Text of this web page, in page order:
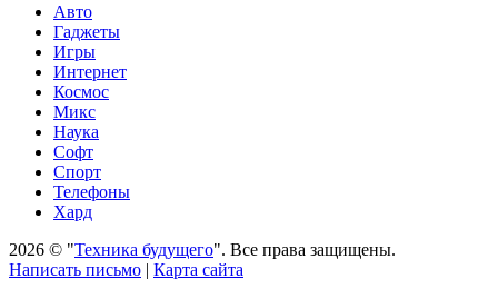
Авто
Гаджеты
Игры
Интернет
Космос
Микс
Наука
Софт
Спорт
Телефоны
Хард
2026 © "Техника будущего". Все права защищены.
Написать письмо | Карта сайта